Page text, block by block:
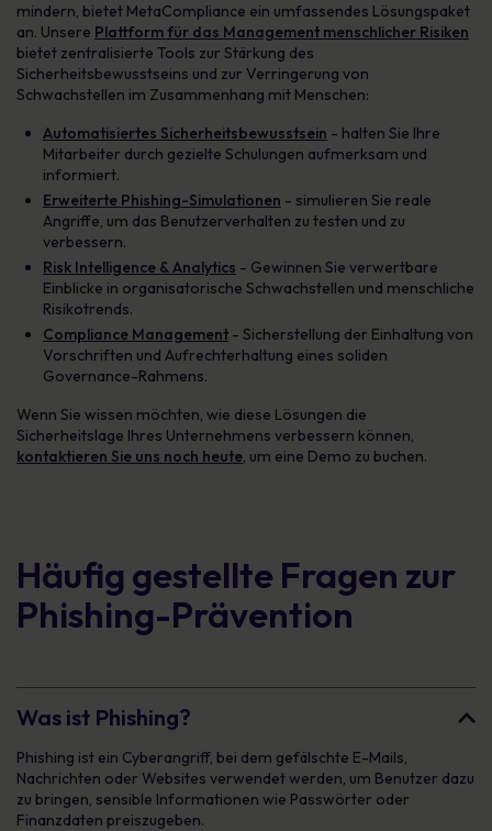
mindern, bietet MetaCompliance ein umfassendes Lösungspaket
an. Unsere Plattform für das Management menschlicher Risiken
bietet zentralisierte Tools zur Stärkung des
Sicherheitsbewusstseins und zur Verringerung von
Schwachstellen im Zusammenhang mit Menschen:
Automatisiertes Sicherheitsbewusstsein - halten Sie Ihre
Mitarbeiter durch gezielte Schulungen aufmerksam und
informiert.
Erweiterte Phishing-Simulationen - simulieren Sie reale
Angriffe, um das Benutzerverhalten zu testen und zu
verbessern.
Risk Intelligence & Analytics - Gewinnen Sie verwertbare
Einblicke in organisatorische Schwachstellen und menschliche
Risikotrends.
Compliance Management - Sicherstellung der Einhaltung von
Vorschriften und Aufrechterhaltung eines soliden
Governance-Rahmens.
Wenn Sie wissen möchten, wie diese Lösungen die
Sicherheitslage Ihres Unternehmens verbessern können,
kontaktieren Sie uns noch heute, um eine Demo zu buchen.
Häufig gestellte Fragen zur
Phishing-Prävention
Was ist Phishing?
Phishing ist ein Cyberangriff, bei dem gefälschte E-Mails,
Nachrichten oder Websites verwendet werden, um Benutzer dazu
zu bringen, sensible Informationen wie Passwörter oder
Finanzdaten preiszugeben.